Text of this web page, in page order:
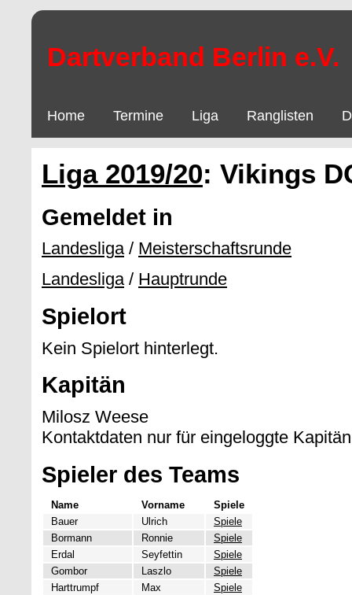
Dartverband Berlin e.V.
Home Termine Liga Ranglisten
Liga 2019/20: Vikings
Gemeldet in
Landesliga/ Meisterschaftsrunde
Landesliga/ Hauptrunde
Spielort
Kein Spielort hinterlegt.
Kapitän
Milosz Weese
Kontaktdaten nur für eingeloggte
Spieler des Teams
Name Vorname
Spiele
Bauer
Ulrich
Spiele
Bormann
Ronnie
Spiele
Erdal
Seyfettin
Spiele
Gombor
Laszlo
Spiele
Harttrumpf
Max
Spiele